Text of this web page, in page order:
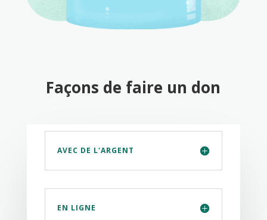
Façons de faire un don
AVEC DE L'ARGENT
EN LIGNE